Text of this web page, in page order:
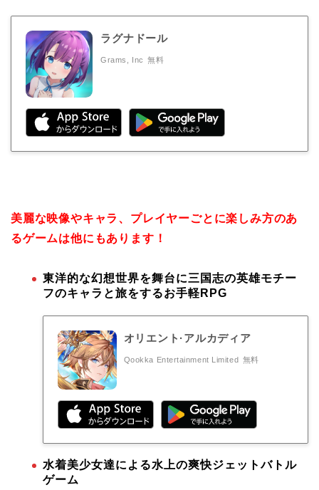
ラグナドール
Grams, Inc 無料
美麗な映像やキャラ、プレイヤーごとに楽しみ方のあ
るゲームは他にもあります！
東洋的な幻想世界を舞台に三国志の英雄モチー
フのキャラと旅をするお手軽RPG
オリエント·アルカディア
Qookka Entertainment Limited 無料
水着美少女達による水上の爽快ジェットバトル
ゲーム